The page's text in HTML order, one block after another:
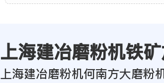
上海建冶磨粉机铁
上海建冶磨粉机何南方大磨粉